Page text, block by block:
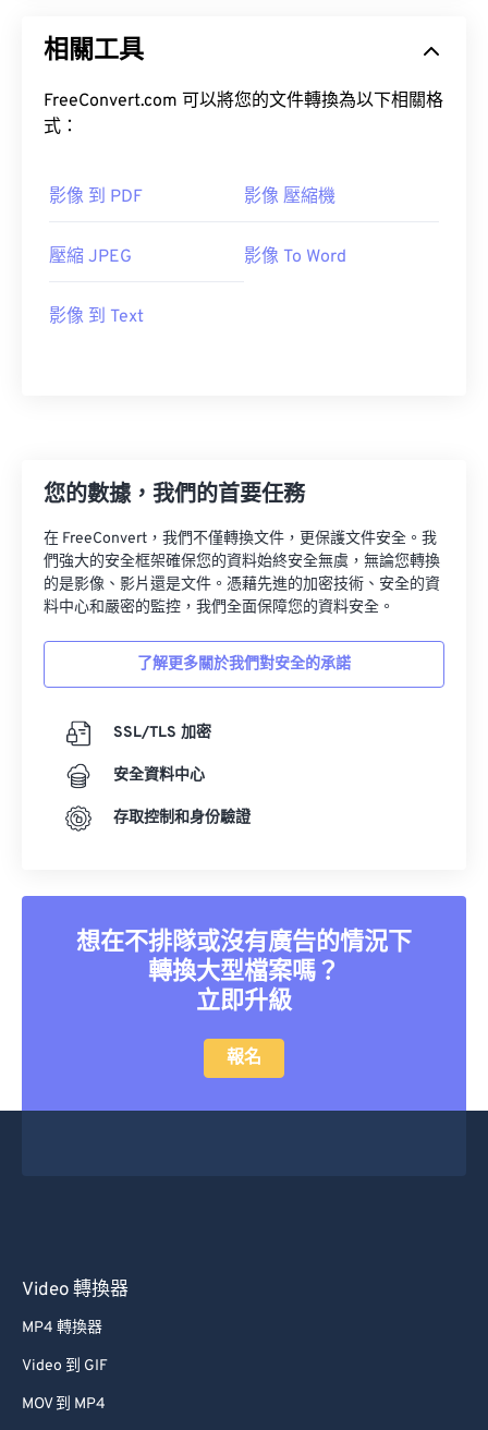
相關工具
FreeConvert.com 可以將您的文件轉換為以下相關格
式：
影像 到 PDF 影像 壓縮機
壓縮 JPEG 影像 To Word
影像 到 Text
您的數據，我們的首要任務
在 FreeConvert，我們不僅轉換文件，更保護文件安全。我
們強大的安全框架確保您的資料始終安全無虞，無論您轉換
的是影像、影片還是文件。憑藉先進的加密技術、安全的資
料中心和嚴密的監控，我們全面保障您的資料安全。
了解更多關於我們對安全的承諾
SSL/TLS 加密
安全資料中心
存取控制和身份驗證
想在不排隊或沒有廣告的情況下
轉換大型檔案嗎？
立即升級
報名
Video 轉換器
MP4 轉換器
Video 到 GIF
MOV 到 MP4